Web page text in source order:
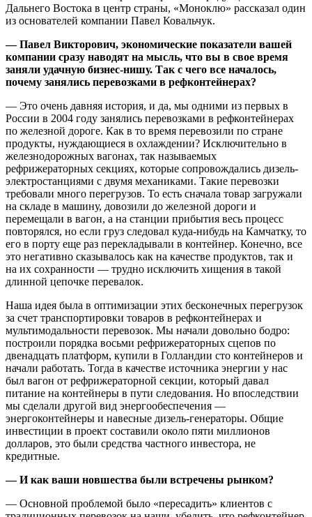
Дальнего Востока в центр страны, «Моноклю» рассказал один
из основателей компании Павел Ковальчук.
— Павел Викторович, экономические показатели вашей
компании сразу наводят на мысль, что вы в свое время
заняли удачную бизнес-нишу. Так с чего все началось,
почему занялись перевозками в рефконтейнерах?
— Это очень давняя история, и да, мы одними из первых в
России в 2004 году занялись перевозками в рефконтейнерах
по железной дороге. Как в то время перевозили по стране
продукты, нуждающиеся в охлаждении? Исключительно в
железнодорожных вагонах, так называемых
рефрижераторных секциях, которые сопровождались дизель-
электростанциями с двумя механиками. Такие перевозки
требовали много перегрузов. То есть сначала товар загружали
на складе в машину, довозили до железной дороги и
перемещали в вагон, а на станции прибытия весь процесс
повторялся, но если груз следовал куда-нибудь на Камчатку, то
его в порту еще раз перекладывали в контейнер. Конечно, все
это негативно сказывалось как на качестве продуктов, так и
на их сохранности — трудно исключить хищения в такой
длинной цепочке перевалок.
Наша идея была в оптимизации этих бесконечных перегрузок
за счет транспортировки товаров в рефконтейнерах и
мультимодальности перевозок. Мы начали довольно бодро:
построили порядка восьми рефрижераторных сцепов по
двенадцать платформ, купили в Голландии сто контейнеров и
начали работать. Тогда в качестве источника энергии у нас
был вагон от рефрижераторной секции, который давал
питание на контейнеры в пути следования. Но впоследствии
мы сделали другой вид энергообеспечения —
энергоконтейнеры и навесные дизель-генераторы. Общие
инвестиции в проект составили около пяти миллионов
долларов, это были средства частного инвестора, не
кредитные.
— И как ваши новшества были встречены рынком?
— Основной проблемой было «пересадить» клиентов с